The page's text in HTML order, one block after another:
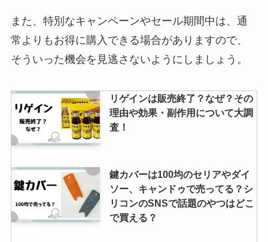
また、特別なキャンペーンやセール期間中は、通
常よりもお得に購入できる場合がありますので、
そういった機会を見逃さないようにしましょう。
リゲインは販売終了？なぜ？その
理由や効果・副作用について大調
査！
鍵カバーは100均のセリアやダイ
ソー、キャンドゥで売ってる？シ
リコンのSNSで話題のやつはどこ
で買える？